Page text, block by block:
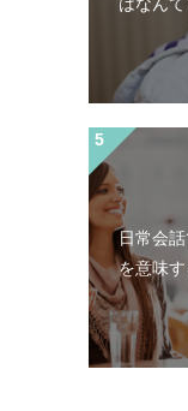
日常会
を意味